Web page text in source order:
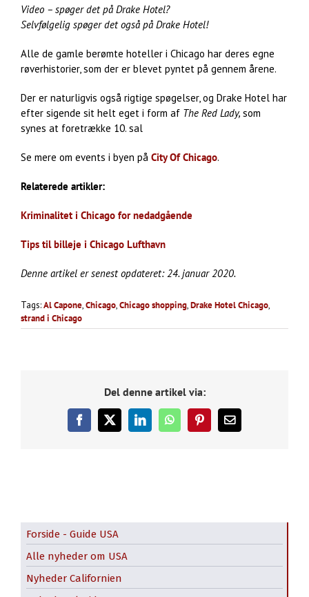
Video – spøger det på Drake Hotel?
Selvfølgelig spøger det også på Drake Hotel!
Alle de gamle berømte hoteller i Chicago har deres egne
røverhistorier, som der er blevet pyntet på gennem årene.
Der er naturligvis også rigtige spøgelser, og Drake Hotel har
efter sigende sit helt eget i form af The Red Lady, som
synes at foretrække 10. sal
Se mere om events i byen på City Of Chicago.
Relaterede artikler:
Kriminalitet i Chicago for nedadgående
Tips til billeje i Chicago Lufthavn
Denne artikel er senest opdateret: 24. januar 2020.
Tags:Al Capone,Chicago,Chicago shopping,Drake Hotel Chicago,
strand i Chicago
Del denne artikel via:
Facebook
X LinkedInWhatsAppPinterest
E-
mail
Forside - Guide USA
Alle nyheder om USA
Nyheder Californien